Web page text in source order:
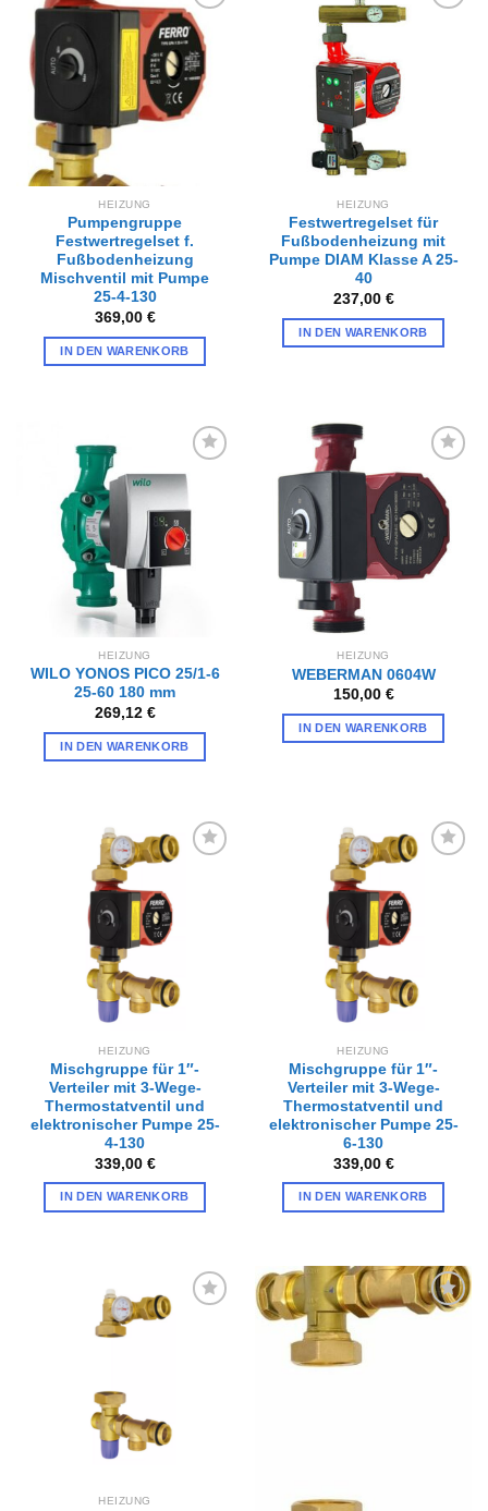
Zur
Wunschliste
hinzufügen
HEIZUNG
Pumpengruppe
Festwertregelset f.
Fußbodenheizung
Mischventil mit Pumpe
25-4-130
369,00 €
IN DEN WARENKORB
HEIZUNG
Festwertregelset für
Fußbodenheizung mit
Pumpe DIAM Klasse A 25-
40
237,00 €
IN DEN WARENKORB
Zur
Wunschliste
HEIZUNG
WILO YONOS PICO 25/1-6
25-60 180 mm
269,12 €
IN DEN WARENKORB
Zur
Wunschliste
hinzufügen
HEIZUNG
WEBERMAN 0604W
150,00 €
IN DEN WARENKORB
hinzufügen
HEIZUNG
Mischgruppe für 1″-
Verteiler mit 3-Wege-
Thermostatventil und
elektronischer Pumpe 25-
4-130
339,00 €
IN DEN WARENKORB
hinzufügen
HEIZUNG
Mischgruppe für 1″-
Verteiler mit 3-Wege-
Thermostatventil und
elektronischer Pumpe 25-
6-130
339,00 €
IN DEN WARENKORB
HEIZUNG